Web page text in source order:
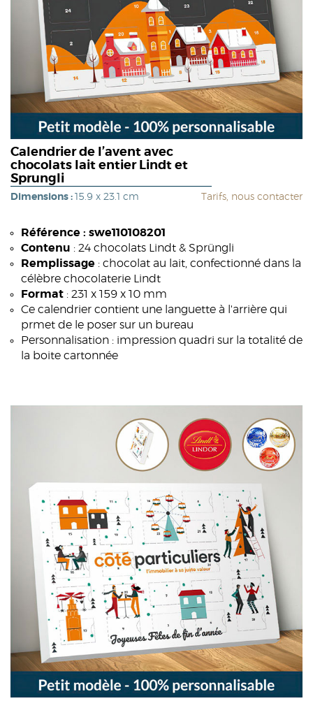
Calendrier de l’avent avec
chocolats lait entier Lindt et
Sprungli
Dimensions : 15.9 x 23.1 cm Tarifs, nous contacter
Référence : swe110108201
Contenu : 24 chocolats Lindt & Sprüngli
Remplissage : chocolat au lait, confectionné dans la
célèbre chocolaterie Lindt
Format : 231 x 159 x 10 mm
Ce calendrier contient une languette à l'arrière qui
prmet de le poser sur un bureau
Personnalisation : impression quadri sur la totalité de
la boite cartonnée